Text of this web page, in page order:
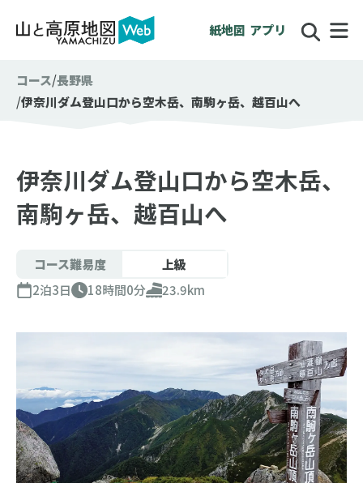
紙地図 アプリ
コース 長野県
伊奈川ダム登山口から空木岳、南駒ヶ岳、越百山へ
伊奈川ダム登山口から空木岳、
南駒ヶ岳、越百山へ
コース難易度
上級
2泊3日
18時間0分 23.9km